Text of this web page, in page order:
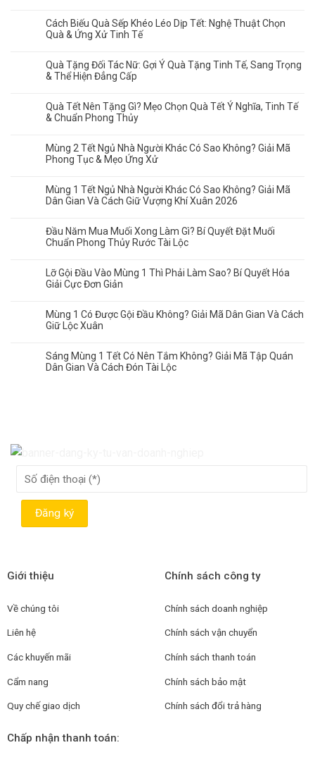
Cách Biếu Quà Sếp Khéo Léo Dịp Tết: Nghệ Thuật Chọn
Quà & Ứng Xử Tinh Tế
Quà Tặng Đối Tác Nữ: Gợi Ý Quà Tặng Tinh Tế, Sang Trọng
& Thể Hiện Đẳng Cấp
Quà Tết Nên Tặng Gì? Mẹo Chọn Quà Tết Ý Nghĩa, Tinh Tế
& Chuẩn Phong Thủy
Mùng 2 Tết Ngủ Nhà Người Khác Có Sao Không? Giải Mã
Phong Tục & Mẹo Ứng Xử
Mùng 1 Tết Ngủ Nhà Người Khác Có Sao Không? Giải Mã
Dân Gian Và Cách Giữ Vượng Khí Xuân 2026
Đầu Năm Mua Muối Xong Làm Gì? Bí Quyết Đặt Muối
Chuẩn Phong Thủy Rước Tài Lộc
Lỡ Gội Đầu Vào Mùng 1 Thì Phải Làm Sao? Bí Quyết Hóa
Giải Cực Đơn Giản
Mùng 1 Có Được Gội Đầu Không? Giải Mã Dân Gian Và Cách
Giữ Lộc Xuân
Sáng Mùng 1 Tết Có Nên Tắm Không? Giải Mã Tập Quán
Dân Gian Và Cách Đón Tài Lộc
Giới thiệu
Về chúng tôi
Liên hệ
Các khuyến mãi
Cẩm nang
Quy chế giao dịch
Chấp nhận thanh toán:
Chính sách công ty
Chính sách doanh nghiệp
Chính sách vận chuyển
Chính sách thanh toán
Chính sách bảo mật
Chính sách đổi trả hàng